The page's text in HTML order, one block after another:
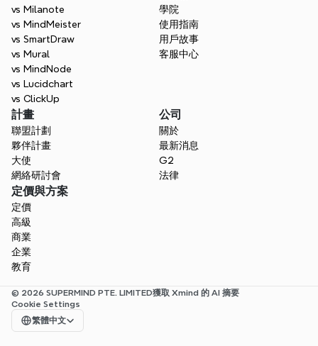
vs Milanote
vs MindMeister
vs SmartDraw
vs Mural
vs MindNode
vs Lucidchart
vs ClickUp
學院
使用指南
用戶故事
客服中心
計畫
聯盟計劃
夥伴計畫
大使
網絡研討會
公司
關於
最新消息
G2
法律
定價與方案
定價
高級
商業
企業
教育
© 2026 SUPERMIND PTE. LIMITED獲取 Xmind 的 AI 摘要
Cookie Settings
Select Language
繁體中文